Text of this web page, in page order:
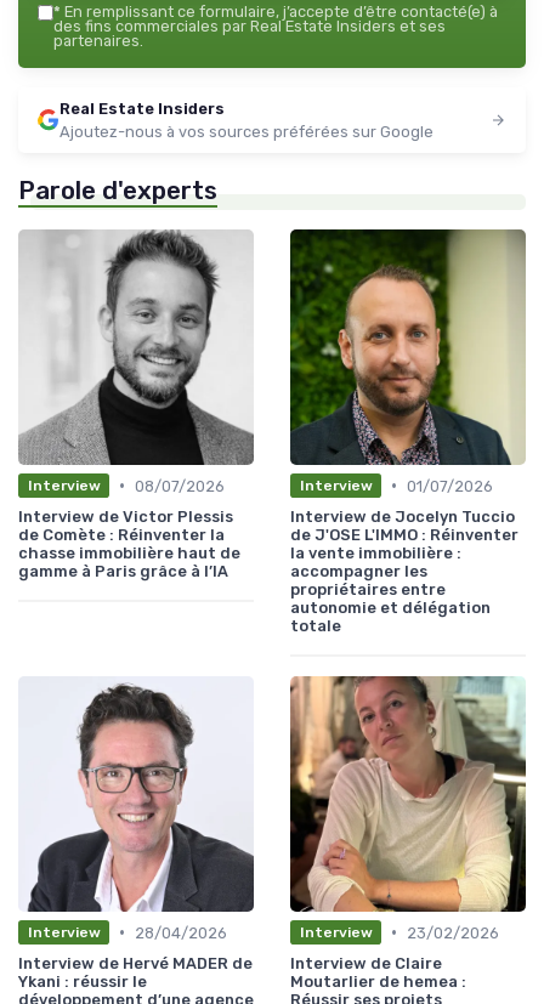
* En remplissant ce formulaire, j’accepte d’être contacté(e) à
des fins commerciales par Real Estate Insiders et ses
partenaires.
Real Estate Insiders
Ajoutez-nous à vos sources préférées sur Google
Parole d'experts
Interview • 08/07/2026
Interview de Victor Plessis
de Comète : Réinventer la
chasse immobilière haut de
gamme à Paris grâce à l’IA
Interview • 01/07/2026
Interview de Jocelyn Tuccio
de J'OSE L'IMMO : Réinventer
la vente immobilière :
accompagner les
propriétaires entre
autonomie et délégation
totale
Interview •
28/04/2026
Interview de Hervé MADER de
Ykani : réussir le
développement d’une agence
Interview •
23/02/2026
Interview de Claire
Moutarlier de hemea :
Réussir ses projets